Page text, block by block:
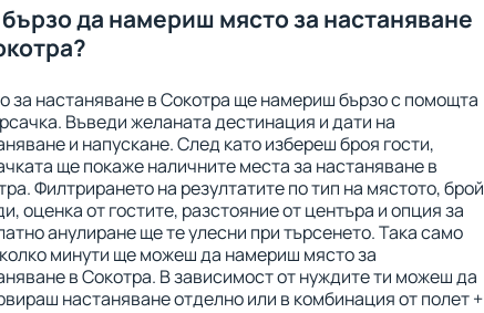
да намериш място за настаняване
за настаняване в Сокотра ще намериш бързо с помощта
Въведи желаната дестинация и дати на
и напускане. След като избереш броя гости,
ще покаже наличните места за настаняване в
Филтрирането на резултатите по тип на мястото, брой
оценка от гостите, разстояние от центъра и опция за
анулиране ще те улесни при търсенето. Така само
минути ще можеш да намериш място за
в Сокотра. В зависимост от нуждите ти можеш да
настаняване отделно или в комбинация от полет +